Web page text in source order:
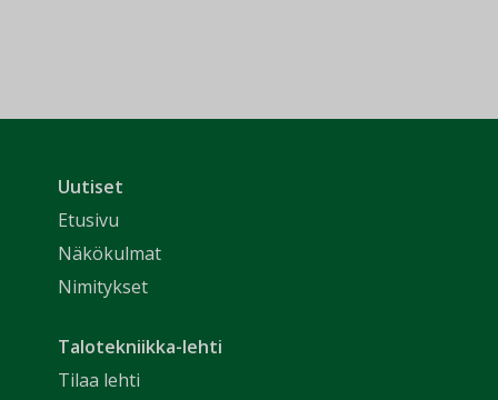
Uutiset
Etusivu
Näkökulmat
Nimitykset
Talotekniikka-lehti
Tilaa lehti